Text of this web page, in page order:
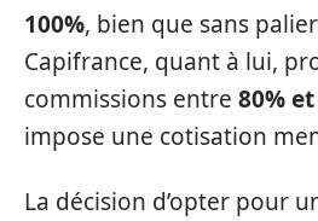
100%, bien que sans
Capifrance, quant à lui,
commissions entre 80%
impose une cotisation
La décision d’opter pour